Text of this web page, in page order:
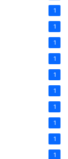
1
1
1
1
1
1
1
1
1
1